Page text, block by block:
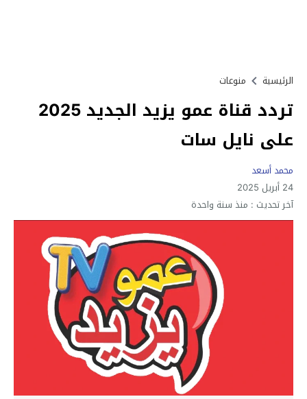
الرئيسية منوعات
تردد قناة عمو يزيد الجديد 2025
على نايل سات
محمد أسعد
24 أبريل 2025
آخر تحديث : منذ سنة واحدة